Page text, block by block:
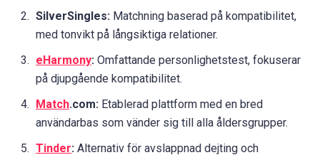
SilverSingles: Matchning baserad på kompatibilitet,
med tonvikt på långsiktiga relationer.
eHarmony: Omfattande personlighetstest, fokuserar
på djupgående kompatibilitet.
Match.com: Etablerad plattform med en bred
användarbas som vänder sig till alla åldersgrupper.
Tinder: Alternativ för avslappnad dejting och